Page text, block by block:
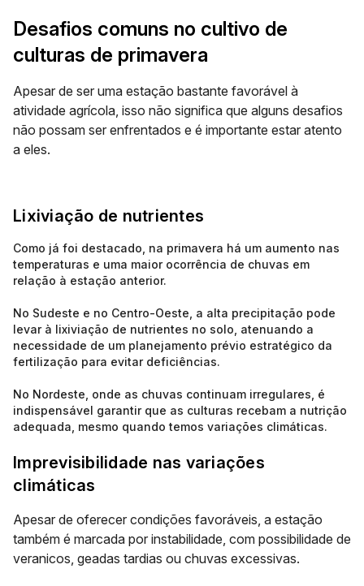
Desafios comuns no cultivo de
culturas de primavera
Apesar de ser uma estação bastante favorável à
atividade agrícola, isso não significa que alguns desafios
não possam ser enfrentados e é importante estar atento
a eles.
Lixiviação de nutrientes
Como já foi destacado, na primavera há um aumento nas
temperaturas e uma maior ocorrência de chuvas em
relação à estação anterior.
No Sudeste e no Centro-Oeste, a alta precipitação pode
levar à lixiviação de nutrientes no solo, atenuando a
necessidade de um planejamento prévio estratégico da
fertilização para evitar deficiências.
No Nordeste, onde as chuvas continuam irregulares, é
indispensável garantir que as culturas recebam a nutrição
adequada, mesmo quando temos variações climáticas.
Imprevisibilidade nas variações
climáticas
Apesar de oferecer condições favoráveis, a estação
também é marcada por instabilidade, com possibilidade de
veranicos, geadas tardias ou chuvas excessivas.